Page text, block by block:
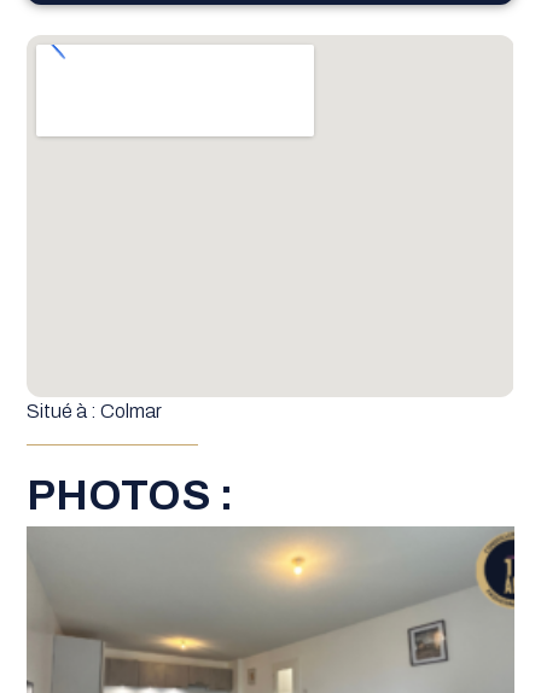
Situé à : Colmar
PHOTOS :